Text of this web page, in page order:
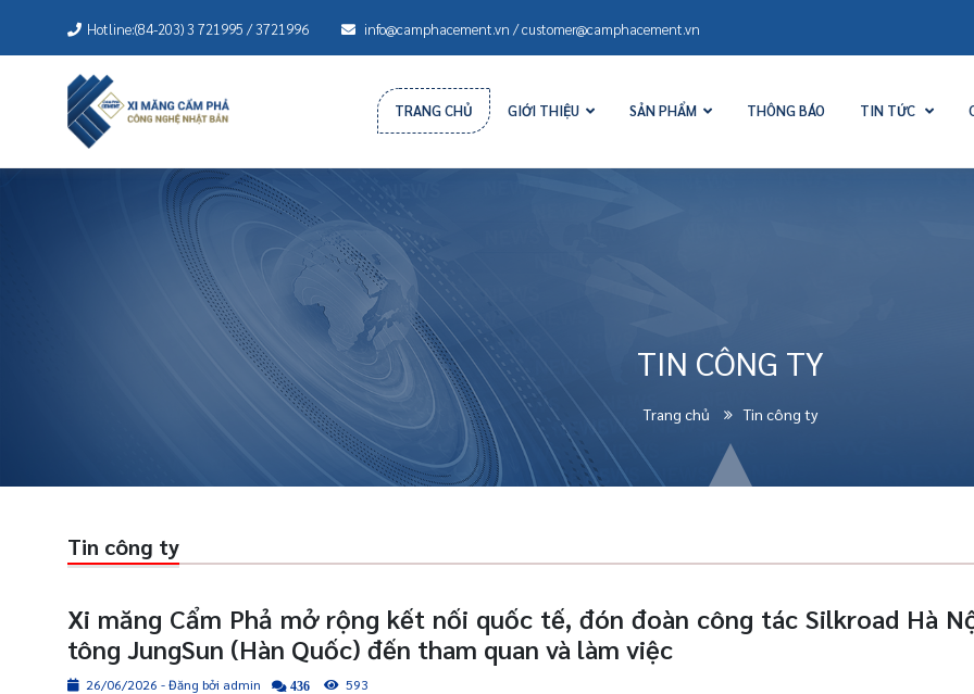
Hotline:(84-203) 3 721995 / 3721996 info@camphacement.vn / customer@camphacement.vn
TRANG CHỦ GIỚI THIỆU SẢN PHẨM THÔNG BÁO TIN TỨC
TIN CÔNG TY
Trang chủ Tin công ty
Tin công ty
Xi măng Cẩm Phả mở rộng kết nối quốc tế, đón đoàn công tác Silkroad Hà
tông JungSun (Hàn Quốc) đến tham quan và làm việc
26/06/2026 - Đăng bởi admin 436 593